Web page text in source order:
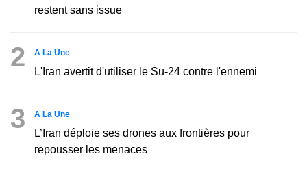
restent sans issue
2 A La Une
L'Iran avertit d'utiliser le Su-24 contre l'ennemi
3 A La Une
L’Iran déploie ses drones aux frontières pour
repousser les menaces